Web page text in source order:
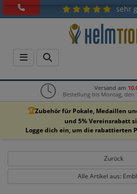
sehr
Versand am
Bestellung bis Montag, den
🏆Zubehör für Pokale, Medaillen
und 5% Vereinsrabatt
Logge dich ein, um die rabattierten
Zurück
Alle Artikel aus: